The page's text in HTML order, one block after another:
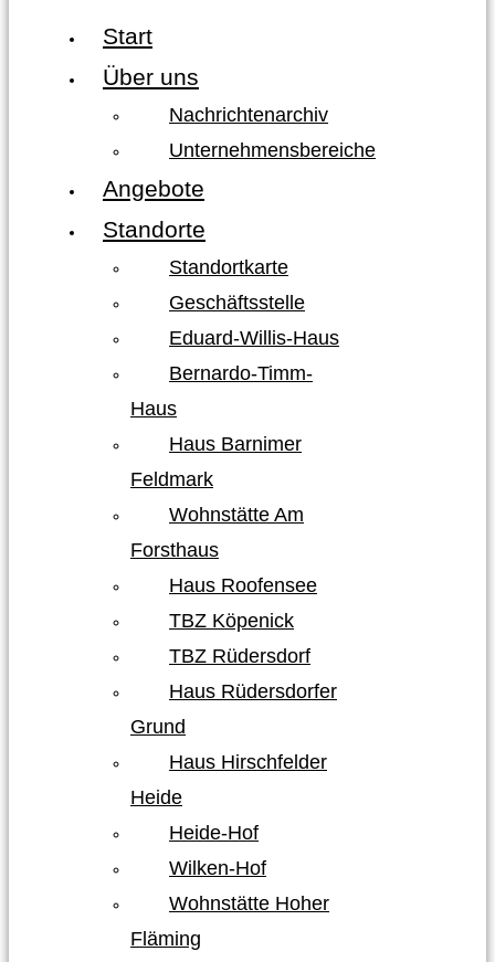
Start
Über uns
Nachrichtenarchiv
Unternehmensbereiche
Angebote
Standorte
Standortkarte
Geschäftsstelle
Eduard-Willis-Haus
Bernardo-Timm-
Haus
Haus Barnimer
Feldmark
Wohnstätte Am
Forsthaus
Haus Roofensee
TBZ Köpenick
TBZ Rüdersdorf
Haus Rüdersdorfer
Grund
Haus Hirschfelder
Heide
Heide-Hof
Wilken-Hof
Wohnstätte Hoher
Fläming